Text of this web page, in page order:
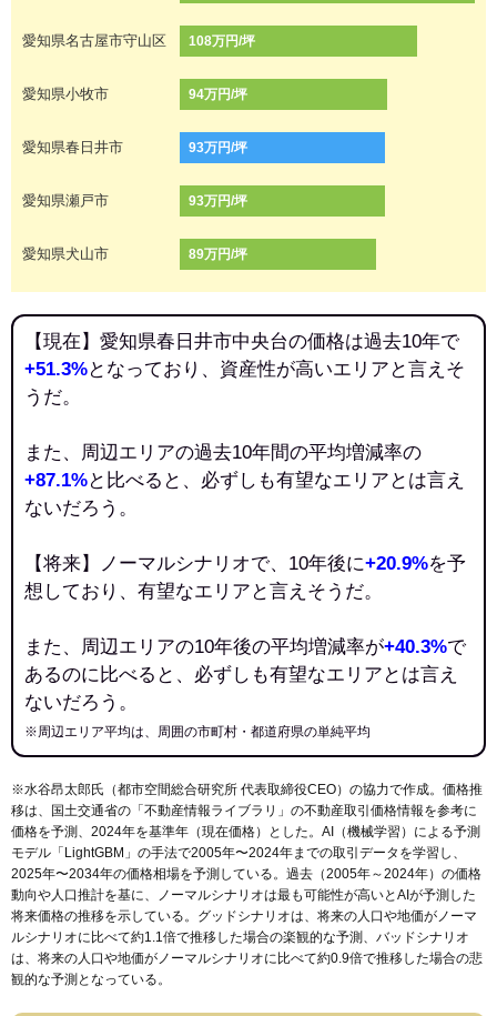
愛知県名古屋市守山区 108万円/坪
愛知県小牧市 94万円/坪
愛知県春日井市 93万円/坪
愛知県瀬戸市 93万円/坪
愛知県犬山市 89万円/坪
【現在】愛知県春日井市中央台の価格は過去10年で
+51.3%となっており、資産性が高いエリアと言えそ
うだ。
また、周辺エリアの過去10年間の平均増減率の
+87.1%と比べると、必ずしも有望なエリアとは言え
ないだろう。
【将来】ノーマルシナリオで、10年後に+20.9%を予
想しており、有望なエリアと言えそうだ。
また、周辺エリアの10年後の平均増減率が+40.3%で
あるのに比べると、必ずしも有望なエリアとは言え
ないだろう。
※周辺エリア平均は、周囲の市町村・都道府県の単純平均
※水谷昂太郎氏（都市空間総合研究所 代表取締役CEO）の協力で作成。価格推
移は、国土交通省の「 不動産情報ライブラリ 」の不動産取引価格情報を参考に
価格を予測、2024年を基準年（現在価格）とした。AI（機械学習）による予測
モデル「LightGBM」の手法で2005年〜2024年までの取引データを学習し、
2025年〜2034年の価格相場を予測している。過去（2005年～2024年）の価格
動向や人口推計を基に、ノーマルシナリオは最も可能性が高いとAIが予測した
将来価格の推移を示している。グッドシナリオは、将来の人口や地価がノーマ
ルシナリオに比べて約1.1倍で推移した場合の楽観的な予測、バッドシナリオ
は、将来の人口や地価がノーマルシナリオに比べて約0.9倍で推移した場合の悲
観的な予測となっている。